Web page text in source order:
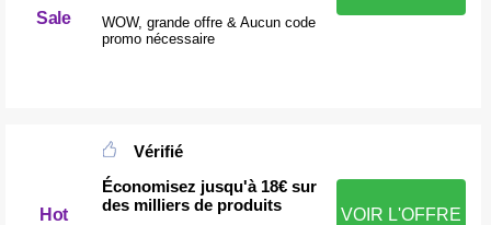
Sale
WOW, grande offre & Aucun code
promo nécessaire
Hot
Vérifié
Économisez jusqu'à 18€ sur
des milliers de produits
VOIR L'OFFRE